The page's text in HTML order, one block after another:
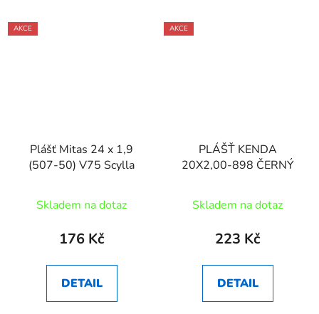
AKCE
Plášť Mitas 24 x 1,9
(507-50) V75 Scylla
Skladem na dotaz
176 Kč
DETAIL
AKCE
PLÁŠŤ KENDA
20X2,00-898 ČERNÝ
Skladem na dotaz
223 Kč
DETAIL